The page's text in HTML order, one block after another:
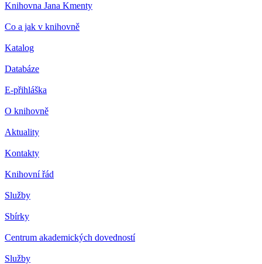
Knihovna Jana Kmenty
Co a jak v knihovně
Katalog
Databáze
E-přihláška
O knihovně
Aktuality
Kontakty
Knihovní řád
Služby
Sbírky
Centrum akademických dovedností
Služby